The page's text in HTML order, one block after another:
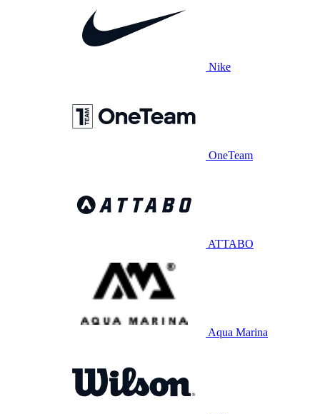
Nike
OneTeam
ATTABO
Aqua Marina